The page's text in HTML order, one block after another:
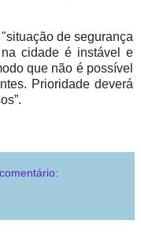
de segurança
cidade é instável e
que não é possível
Prioridade deverá